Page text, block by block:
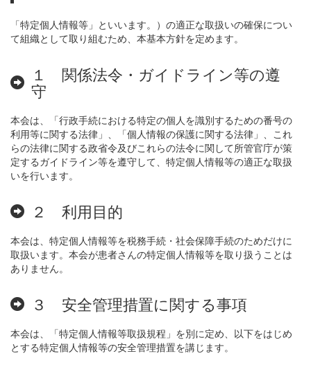
「特定個人情報等」といいます。）の適正な取扱いの確保につい
て組織として取り組むため、本基本方針を定めます。
１ 関係法令・ガイドライン等の遵
守
本会は、「行政手続における特定の個人を識別するための番号の
利用等に関する法律」、「個人情報の保護に関する法律」、これ
らの法律に関する政省令及びこれらの法令に関して所管官庁が策
定するガイドライン等を遵守して、特定個人情報等の適正な取扱
いを行います。
２ 利用目的
本会は、特定個人情報等を税務手続・社会保障手続のためだけに
取扱います。本会が患者さんの特定個人情報等を取り扱うことは
ありません。
３ 安全管理措置に関する事項
本会は、「特定個人情報等取扱規程」を別に定め、以下をはじめ
とする特定個人情報等の安全管理措置を講じます。